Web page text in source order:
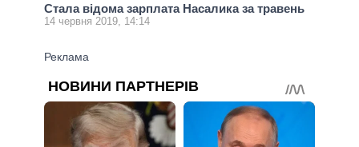
Стала відома зарплата Насалика за травень
14 червня 2019, 14:14